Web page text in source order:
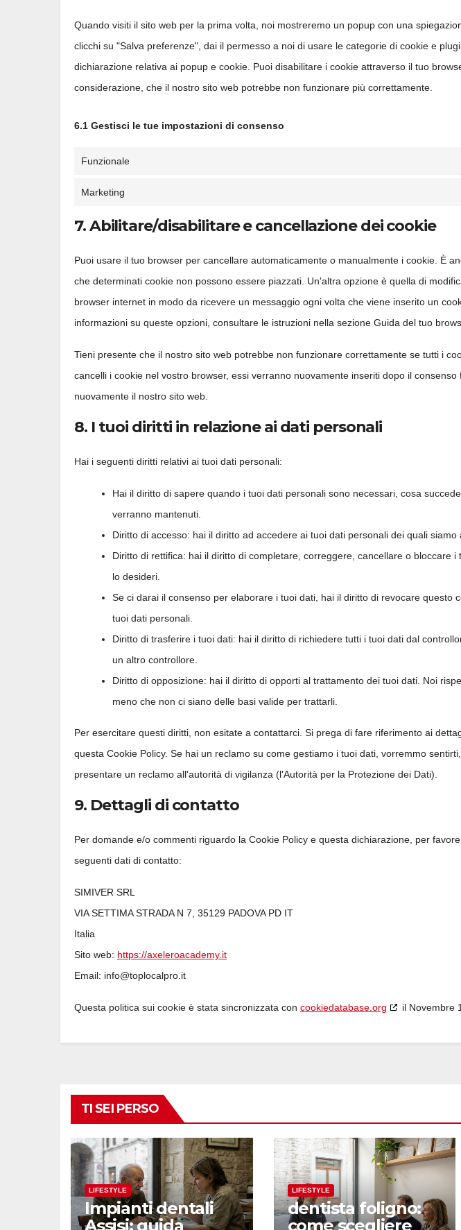
Quando visiti il sito web per la prima volta, noi mostreremo un popup con una
clicchi su "Salva preferenze", dai il permesso a noi di usare le categorie di cookie e
dichiarazione relativa ai popup e cookie. Puoi disabilitare i cookie attraverso il tuo
considerazione, che il nostro sito web potrebbe non funzionare più correttamente.
6.1 Gestisci le tue impostazioni di consenso
Funzionale
Marketing
7. Abilitare/disabilitare e cancellazione dei cookie
Puoi usare il tuo browser per cancellare automaticamente o manualmente i cookie. È
che determinati cookie non possono essere piazzati. Un'altra opzione è quella di
browser internet in modo da ricevere un messaggio ogni volta che viene inserito un
informazioni su queste opzioni, consultare le istruzioni nella sezione Guida del tuo
Tieni presente che il nostro sito web potrebbe non funzionare correttamente se tutti i
cancelli i cookie nel vostro browser, essi verranno nuovamente inseriti dopo il
nuovamente il nostro sito web.
8. I tuoi diritti in relazione ai dati personali
Hai i seguenti diritti relativi ai tuoi dati personali:
Hai il diritto di sapere quando i tuoi dati personali sono necessari, cosa
verranno mantenuti.
Diritto di accesso: hai il diritto ad accedere ai tuoi dati personali dei quali siamo
Diritto di rettifica: hai il diritto di completare, correggere, cancellare o bloccare i
lo desideri.
Se ci darai il consenso per elaborare i tuoi dati, hai il diritto di revocare questo
tuoi dati personali.
Diritto di trasferire i tuoi dati: hai il diritto di richiedere tutti i tuoi dati dal
un altro controllore.
Diritto di opposizione: hai il diritto di opporti al trattamento dei tuoi dati. Noi
meno che non ci siano delle basi valide per trattarli.
Per esercitare questi diritti, non esitate a contattarci. Si prega di fare riferimento ai
questa Cookie Policy. Se hai un reclamo su come gestiamo i tuoi dati, vorremmo
presentare un reclamo all'autorità di vigilanza (l'Autorità per la Protezione dei Dati).
9. Dettagli di contatto
Per domande e/o commenti riguardo la Cookie Policy e questa dichiarazione, per
seguenti dati di contatto:
SIMIVER SRL
VIA SETTIMA STRADA N 7, 35129 PADOVA PD IT
Italia
Sito web: https://axeleroacademy.it
Email: ti.orplacolpot@ofni
Questa politica sui cookie è stata sincronizzata con cookiedatabase.org il Novembre
TI SEI PERSO
LIFESTYLE
Impianti dentali
Assisi: guida
LIFESTYLE
dentista foligno:
come scegliere